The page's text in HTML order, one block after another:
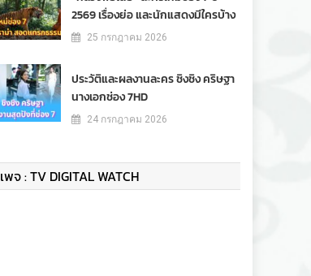
2569 เรื่องย่อ และนักแสดงมีใครบ้าง
25 กรกฎาคม 2026
ประวัติและผลงานละคร ชิงชิง คริษฐา
นางเอกช่อง 7HD
24 กรกฎาคม 2026
เพจ : TV DIGITAL WATCH